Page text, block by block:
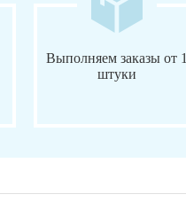
Выполняем заказы от 1
штуки